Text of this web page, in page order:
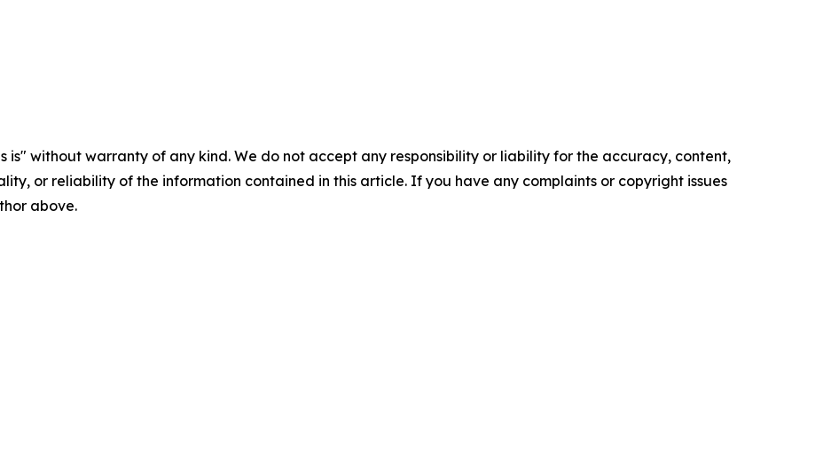
is" without warranty of any kind. We do not accept any responsibility or liability for the accuracy, content,
or reliability of the information contained in this article. If you have any complaints or copyright issues
above.